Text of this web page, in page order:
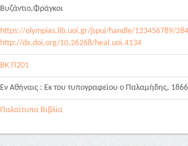
Βυζάντιο,Φράγκοι
https://olympias.lib.uoi.gr/jspui/handle/123456789/
http://dx.doi.org/10.26268/heal.uoi.4134
ΒΚ Π201
Εν Αθήναις : Εκ του τυπογραφείου ο Παλαμήδης, 1866
Παλαίτυπα Βιβλία